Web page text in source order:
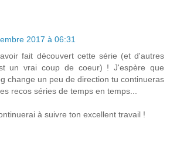
2017 à 06:31
fait découvert cette série (et d'autres
un vrai coup de coeur) ! J'espère que
change un peu de direction tu continueras
recos séries de temps en temps...
à suivre ton excellent travail !